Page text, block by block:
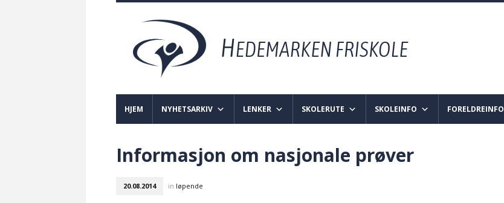
HJEM NYHETSARKIV LENKER SKOLERUTE SKOLEINFO FORELDREINFO
Informasjon om nasjonale prøver
20.08.2014 in løpende